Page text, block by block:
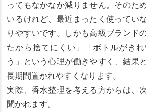
ってもなかなか減りません。そのた
いるけれど、最近まったく使ってい
りやすいです。しかも高級ブランド
たから捨てにくい」「ボトルがき
う」という心理が働きやすく、結果
長期間置かれやすくなります。
実際、香水整理を考える方からは、
聞かれます。